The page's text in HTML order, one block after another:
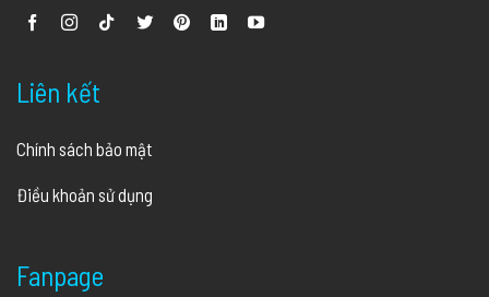
Liên kết
Chính sách bảo mật
Điều khoản sử dụng
Fanpage